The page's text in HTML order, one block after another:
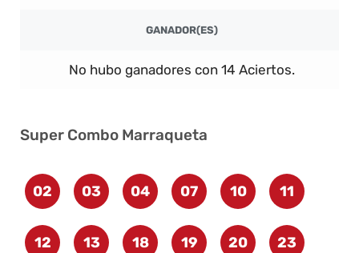
GANADOR(ES)
No hubo ganadores con 14 Aciertos.
Super Combo Marraqueta
02 03 04 07 10 11
12 13 18 19 20 23